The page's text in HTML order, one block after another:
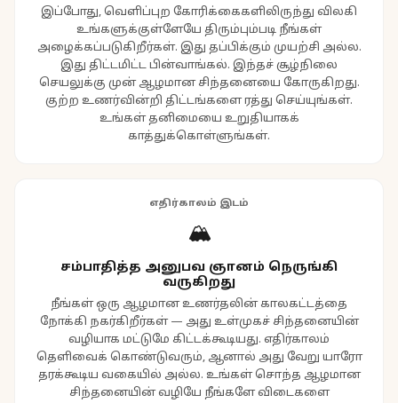
இப்போது, வெளிப்புற கோரிக்கைகளிலிருந்து விலகி
உங்களுக்குள்ளேயே திரும்பும்படி நீங்கள்
அழைக்கப்படுகிறீர்கள். இது தப்பிக்கும் முயற்சி அல்ல.
இது திட்டமிட்ட பின்வாங்கல். இந்தச் சூழ்நிலை
செயலுக்கு முன் ஆழமான சிந்தனையை கோருகிறது.
குற்ற உணர்வின்றி திட்டங்களை ரத்து செய்யுங்கள்.
உங்கள் தனிமையை உறுதியாகக்
காத்துக்கொள்ளுங்கள்.
எதிர்காலம் இடம்
🏔️
சம்பாதித்த அனுபவ ஞானம் நெருங்கி
வருகிறது
நீங்கள் ஒரு ஆழமான உணர்தலின் காலகட்டத்தை
நோக்கி நகர்கிறீர்கள் — அது உள்முகச் சிந்தனையின்
வழியாக மட்டுமே கிட்டக்கூடியது. எதிர்காலம்
தெளிவைக் கொண்டுவரும், ஆனால் அது வேறு யாரோ
தரக்கூடிய வகையில் அல்ல. உங்கள் சொந்த ஆழமான
சிந்தனையின் வழியே நீங்களே விடைகளை